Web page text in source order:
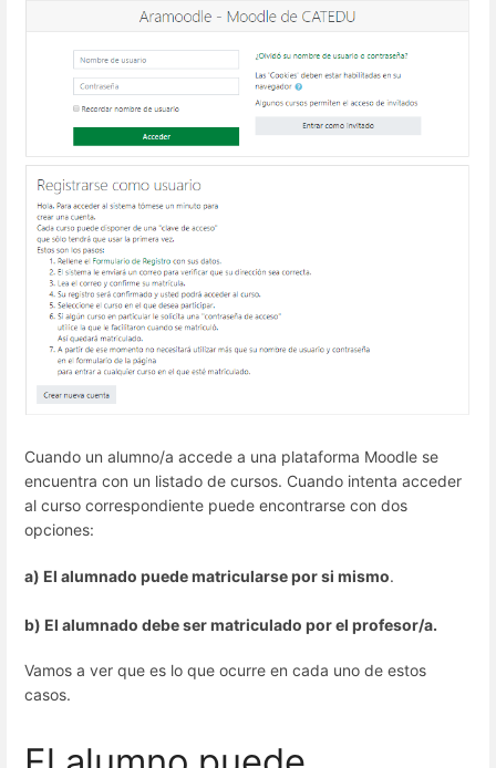
Cuando un alumno/a accede a una plataforma Moodle se
encuentra con un listado de cursos. Cuando intenta acceder
al curso correspondiente puede encontrarse con dos
opciones:
a) El alumnado puede matricularse por si mismo.
b) El alumnado debe ser matriculado por el profesor/a.
Vamos a ver que es lo que ocurre en cada uno de estos
casos.